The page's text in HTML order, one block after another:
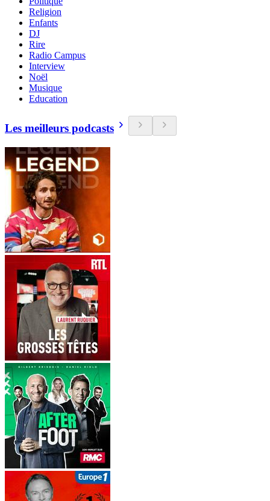
Religion
Enfants
DJ
Rire
Radio Campus
Interview
Noël
Musique
Education
Les meilleurs podcasts